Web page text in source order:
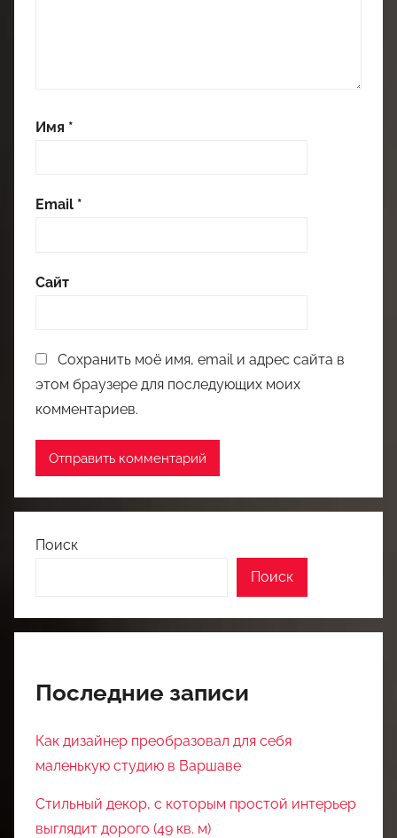
Имя *
Email *
Сайт
Сохранить моё имя, email и адрес сайта в
этом браузере для последующих моих
комментариев.
Поиск
Поиск
Последние записи
Как дизайнер преобразовал для себя
маленькую студию в Варшаве
Стильный декор, с которым простой интерьер
выглядит дорого (49 кв. м)